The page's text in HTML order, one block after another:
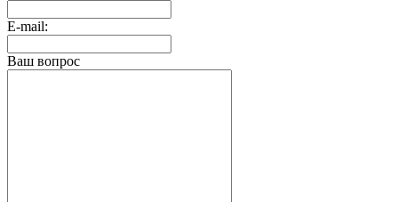
E-mail:
Ваш вопрос